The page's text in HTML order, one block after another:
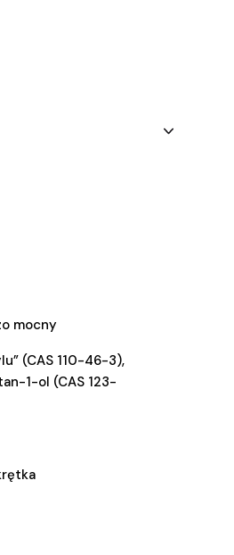
mocny
(CAS 110-46-3),
1-ol (CAS 123-